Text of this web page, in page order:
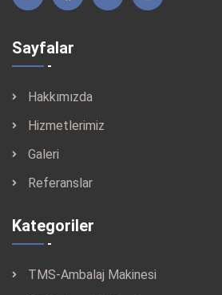
Sayfalar
Hakkımızda
Hizmetlerimiz
Galeri
Referanslar
Kategoriler
TMS-Ambalaj Makinesi